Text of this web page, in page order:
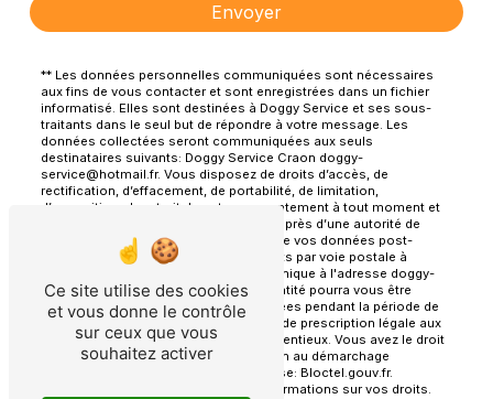
Envoyer
** Les données personnelles communiquées sont nécessaires
aux fins de vous contacter et sont enregistrées dans un fichier
informatisé. Elles sont destinées à Doggy Service et ses sous-
traitants dans le seul but de répondre à votre message. Les
données collectées seront communiquées aux seuls
destinataires suivants: Doggy Service Craon doggy-
service@hotmail.fr. Vous disposez de droits d’accès, de
rectification, d’effacement, de portabilité, de limitation,
d’opposition, de retrait de votre consentement à tout moment et
du droit d’introduire une réclamation auprès d’une autorité de
contrôle, ainsi que d’organiser le sort de vos données post-
mortem. Vous pouvez exercer ces droits par voie postale à
l'adresse Craon ou par courrier électronique à l'adresse doggy-
service@hotmail.fr. Un justificatif d'identité pourra vous être
demandé. Nous conservons vos données pendant la période de
prise de contact puis pendant la durée de prescription légale aux
fins probatoires et de gestion des contentieux. Vous avez le droit
de vous inscrire sur la liste d'opposition au démarchage
téléphonique, disponible à cette adresse: Bloctel.gouv.fr.
Consultez le site cnil.fr pour plus d’informations sur vos droits.
Ce site utilise des cookies
et vous donne le contrôle
sur ceux que vous
souhaitez activer